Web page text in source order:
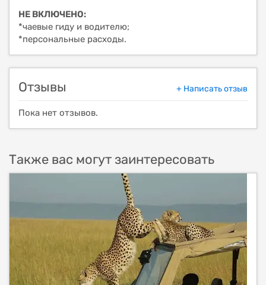
НЕ ВКЛЮЧЕНО:
*чаевые гиду и водителю;
*персональные расходы.
Отзывы + Написать отзыв
Пока нет отзывов.
Также вас могут заинтересовать